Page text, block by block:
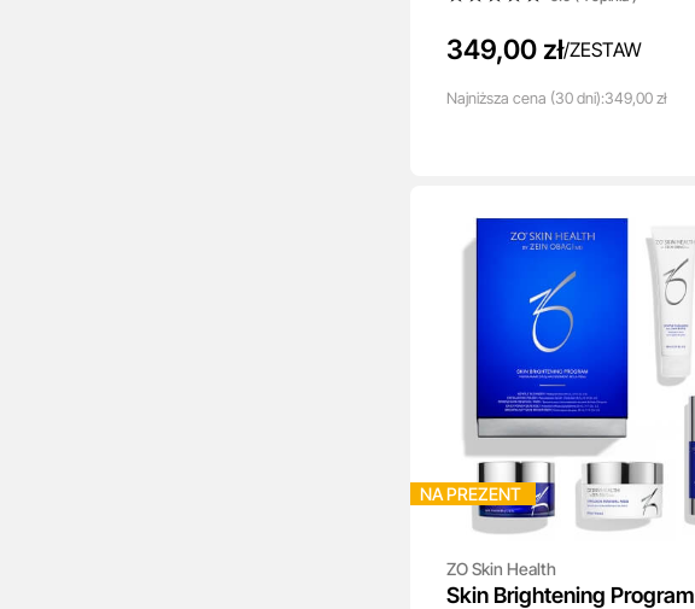
349,00 zł/ZESTAW
Najniższa cena (30 dni):349,00 zł
NA PREZENT
ZO Skin Health
Skin Brightening Program